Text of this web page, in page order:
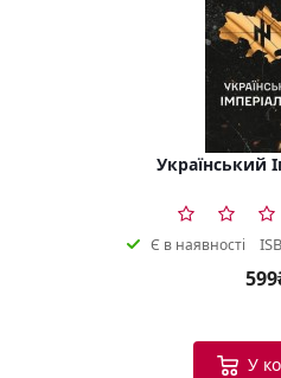
Український
Є в наявності
У